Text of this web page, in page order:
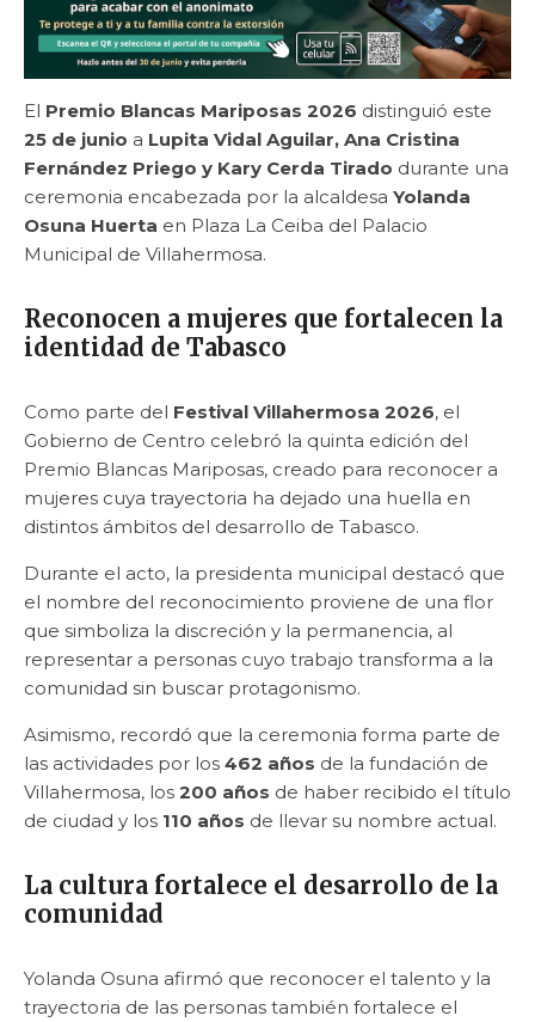
El Premio Blancas Mariposas 2026 distinguió este
25 de junio a Lupita Vidal Aguilar, Ana Cristina
Fernández Priego y Kary Cerda Tirado durante una
ceremonia encabezada por la alcaldesa Yolanda
Osuna Huerta en Plaza La Ceiba del Palacio
Municipal de Villahermosa.
Reconocen a mujeres que fortalecen la
identidad de Tabasco
Como parte del Festival Villahermosa 2026, el
Gobierno de Centro celebró la quinta edición del
Premio Blancas Mariposas, creado para reconocer a
mujeres cuya trayectoria ha dejado una huella en
distintos ámbitos del desarrollo de Tabasco.
Durante el acto, la presidenta municipal destacó que
el nombre del reconocimiento proviene de una flor
que simboliza la discreción y la permanencia, al
representar a personas cuyo trabajo transforma a la
comunidad sin buscar protagonismo.
Asimismo, recordó que la ceremonia forma parte de
las actividades por los 462 años de la fundación de
Villahermosa, los 200 años de haber recibido el título
de ciudad y los 110 años de llevar su nombre actual.
La cultura fortalece el desarrollo de la
comunidad
Yolanda Osuna afirmó que reconocer el talento y la
trayectoria de las personas también fortalece el